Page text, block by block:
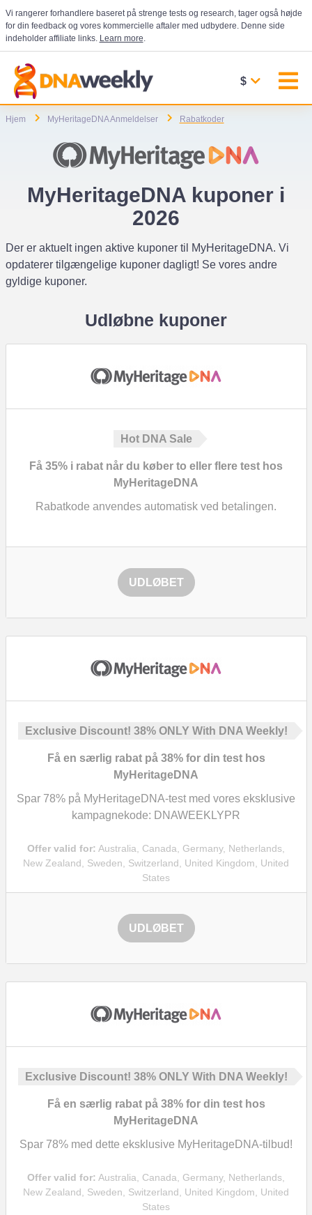
Vi rangerer forhandlere baseret på strenge tests og research, tager også højde
for din feedback og vores kommercielle aftaler med udbydere. Denne side
indeholder affiliate links. Learn more.
$
Hjem MyHeritageDNA Anmeldelser Rabatkoder
MyHeritageDNA kuponer i
2026
Der er aktuelt ingen aktive kuponer til MyHeritageDNA. Vi
opdaterer tilgængelige kuponer dagligt! Se vores andre
gyldige kuponer.
Udløbne kuponer
Hot DNA Sale
Få 35% i rabat når du køber to eller flere test hos
MyHeritageDNA
Rabatkode anvendes automatisk ved betalingen.
UDLØBET
Exclusive Discount! 38%ONLY With DNA Weekly!
Få en særlig rabat på 38%for din test hos
MyHeritageDNA
Spar 78% på MyHeritageDNA-test med vores eksklusive
kampagnekode: DNAWEEKLYPR
Offer valid for: Australia, Canada, Germany, Netherlands,
New Zealand, Sweden, Switzerland, United Kingdom, United
States
UDLØBET
Exclusive Discount! 38%ONLY With DNA Weekly!
Få en særlig rabat på 38%for din test hos
MyHeritageDNA
Spar 78% med dette eksklusive MyHeritageDNA-tilbud!
Offer valid for: Australia, Canada, Germany, Netherlands,
New Zealand, Sweden, Switzerland, United Kingdom, United
States